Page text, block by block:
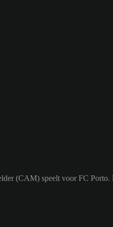
(CAM) speelt voor FC